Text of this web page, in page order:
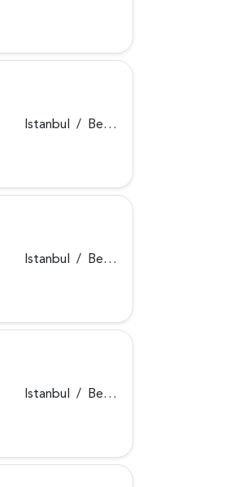
Istanbul / Beykoz
Istanbul / Beykoz
Istanbul / Beykoz